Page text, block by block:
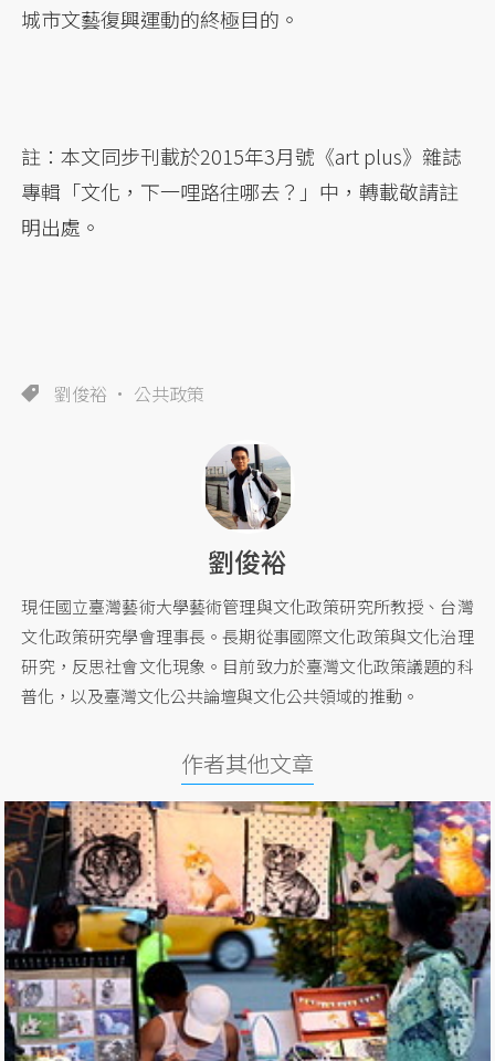
城市文藝復興運動的終極目的。
註：本文同步刊載於2015年3月號《art plus》雜誌
專輯「文化，下一哩路往哪去？」中，轉載敬請註
明出處。
劉俊裕 公共政策
劉俊裕
現任國立臺灣藝術大學藝術管理與文化政策研究所教授、台灣
文化政策研究學會理事長。長期從事國際文化政策與文化治理
研究，反思社會文化現象。目前致力於臺灣文化政策議題的科
普化，以及臺灣文化公共論壇與文化公共領域的推動。
作者其他文章